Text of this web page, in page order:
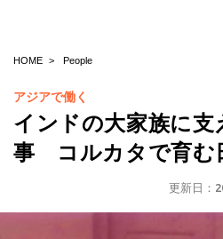
HOME People
アジアで働く
インドの大家族に
事 コルカタで育む
更新日：